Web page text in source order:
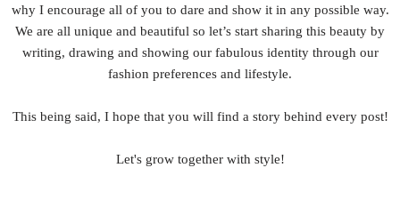
why I encourage all of you to dare and show it in any possible way.
We are all unique and beautiful so let’s start sharing this beauty by
writing, drawing and showing our fabulous identity through our
fashion preferences and lifestyle.
This being said, I hope that you will find a story behind every post!
Let's grow together with style!